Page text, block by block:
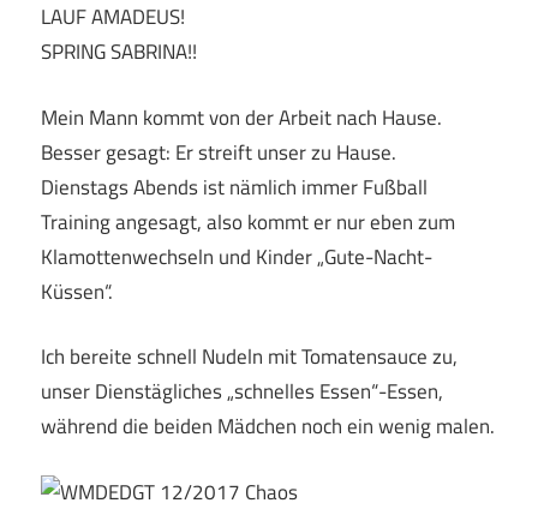
LAUF AMADEUS!
SPRING SABRINA!!
Mein Mann kommt von der Arbeit nach Hause.
Besser gesagt: Er streift unser zu Hause.
Dienstags Abends ist nämlich immer Fußball
Training angesagt, also kommt er nur eben zum
Klamottenwechseln und Kinder „Gute-Nacht-
Küssen“.
Ich bereite schnell Nudeln mit Tomatensauce zu,
unser Dienstägliches „schnelles Essen“-Essen,
während die beiden Mädchen noch ein wenig malen.